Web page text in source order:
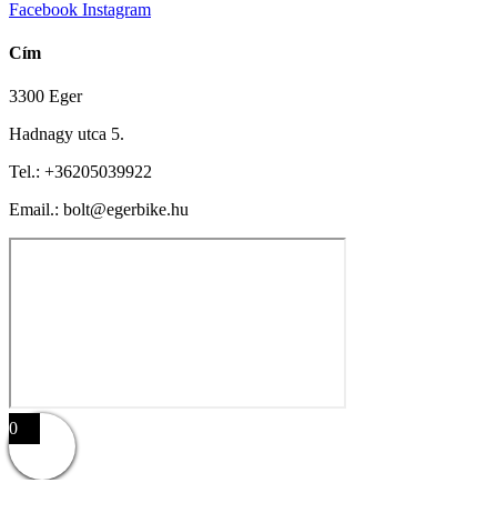
Facebook Instagram
Cím
3300 Eger
Hadnagy utca 5.
Tel.: +36205039922
Email.: bolt@egerbike.hu
0